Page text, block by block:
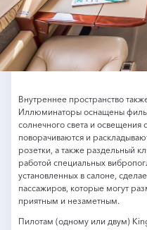
Внутреннее пространство
Иллюминаторы оснащены
солнечного света и освещения
поворачиваются и
розетки, а также раздельный
работой специальных
установленных в салоне,
пассажиров, которые могут
приятным и незаметным.
Пилотам (одному или двум)